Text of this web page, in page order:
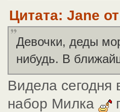
Цитата: Jane
Девочки, деды
нибудь. В
Видела сегодня
набор Милка